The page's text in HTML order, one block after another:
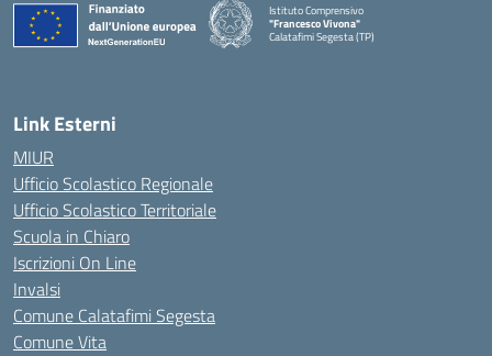
Istituto Comprensivo
"Francesco Vivona"
Calatafimi Segesta (TP)
— Visita la pagina iniziale della scuola
Link Esterni
MIUR
Ufficio Scolastico Regionale
Ufficio Scolastico Territoriale
Scuola in Chiaro
Iscrizioni On Line
Invalsi
Comune Calatafimi Segesta
Comune Vita